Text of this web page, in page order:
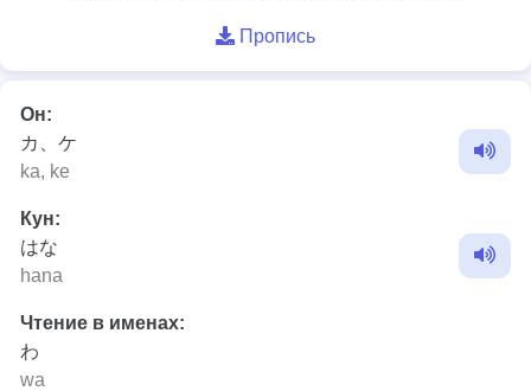
Пропись
Он:
カ、ケ
ka, ke
Кун:
はな
hana
Чтение в именах:
わ
wa